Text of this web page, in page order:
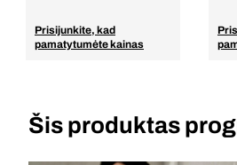
Prisijunkite, kad
pamatytumėte kainas
Šis produktas